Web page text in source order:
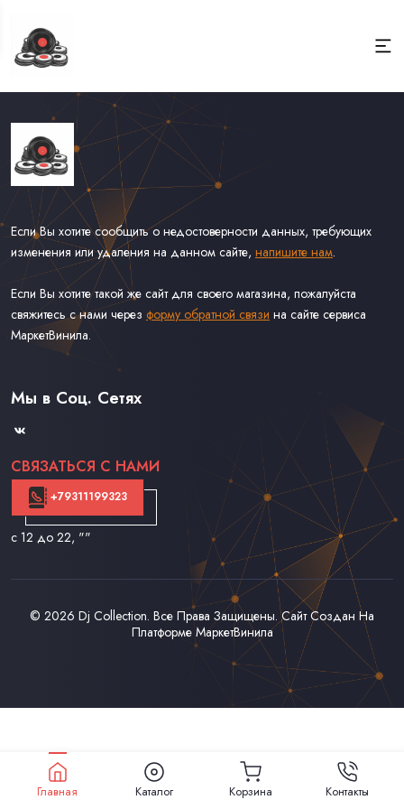
Если Вы хотите сообщить о недостоверности данных, требующих
изменения или удаления на данном сайте, напишите нам.
Если Вы хотите такой же сайт для своего магазина, пожалуйста
свяжитесь с нами через форму обратной связи на сайте сервиса
МаркетВинила.
Каталог Винила, CD и Кассет
Доставка и Оплата
Мы в Соц. Сетях
СВЯЗАТЬСЯ С НАМИ
+79311199323
с 12 до 22, ""
© 2026 Dj Collection. Все Права Защищены. Сайт Создан На
Платформе МаркетВинила
Главная Каталог Корзина Контакты